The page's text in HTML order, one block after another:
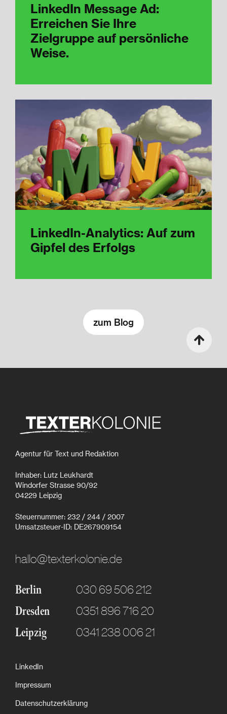
LinkedIn Message Ad:
Erreichen Sie Ihre
Zielgruppe auf persönliche
Weise.
LinkedIn-Analytics: Auf zum
Gipfel des Erfolgs
zum Blog
Agentur für Text und Redaktion
Inhaber: Lutz Leukhardt
Windorfer Strasse 90/92
04229 Leipzig
Steuernummer: 232 / 244 / 2007
Umsatzsteuer-ID: DE267909154
hallo@texterkolonie.de
Berlin 030 69 506 212
Dresden 0351 896 716 20
Leipzig 0341 238 006 21
LinkedIn
Impressum
Datenschutzerklärung